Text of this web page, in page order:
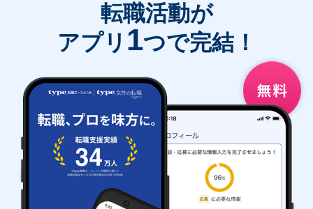
転職活動が
アプリ 1つで完結！